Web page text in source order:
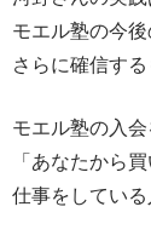
モエル塾の今
さらに確信する
モエル塾の入
「あなたから
仕事をしている